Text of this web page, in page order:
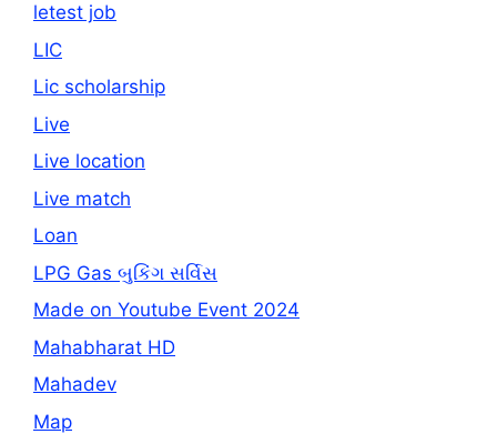
letest job
LIC
Lic scholarship
Live
Live location
Live match
Loan
LPG Gas બુકિંગ સર્વિસ
Made on Youtube Event 2024
Mahabharat HD
Mahadev
Map